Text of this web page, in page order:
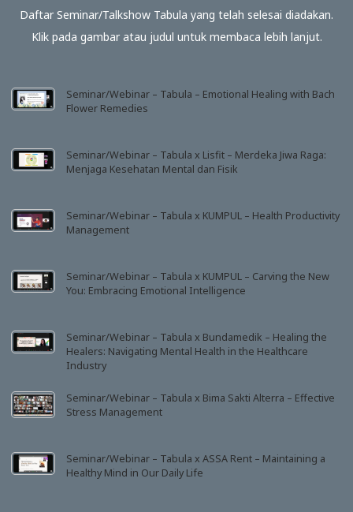
g
a
e
n
Daftar Seminar/Talkshow Tabula yang telah selesai diadakan.
Klik pada gambar atau judul untuk membaca lebih lanjut.
Seminar/Webinar – Tabula – Emotional Healing with Bach
Flower Remedies
Seminar/Webinar – Tabula x Lisfit – Merdeka Jiwa Raga:
Menjaga Kesehatan Mental dan Fisik
Seminar/Webinar – Tabula x KUMPUL – Health Productivity
Management
Seminar/Webinar – Tabula x KUMPUL – Carving the New
You: Embracing Emotional Intelligence
Seminar/Webinar – Tabula x Bundamedik – Healing the
Healers: Navigating Mental Health in the Healthcare
Industry
Seminar/Webinar – Tabula x Bima Sakti Alterra – Effective
Stress Management
Seminar/Webinar – Tabula x ASSA Rent – Maintaining a
Healthy Mind in Our Daily Life